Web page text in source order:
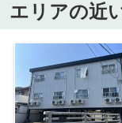
エリアの近